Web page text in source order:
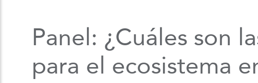
Panel: ¿Cuáles son
para el ecosistema